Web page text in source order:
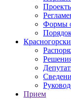
Формы
Прием